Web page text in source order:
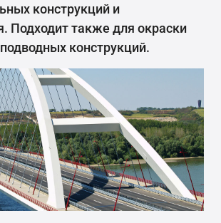
конструкций и
Подходит также для окраски
конструкций.